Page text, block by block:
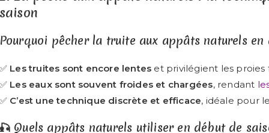
pêcher la truite aux appâts naturels en
Les truites sont encore lentes et privilégient les proies
Les eaux sont souvent froides et chargées, rendant
C’est une technique discrète et efficace, idéale pour
Quels appâts naturels utiliser en début de